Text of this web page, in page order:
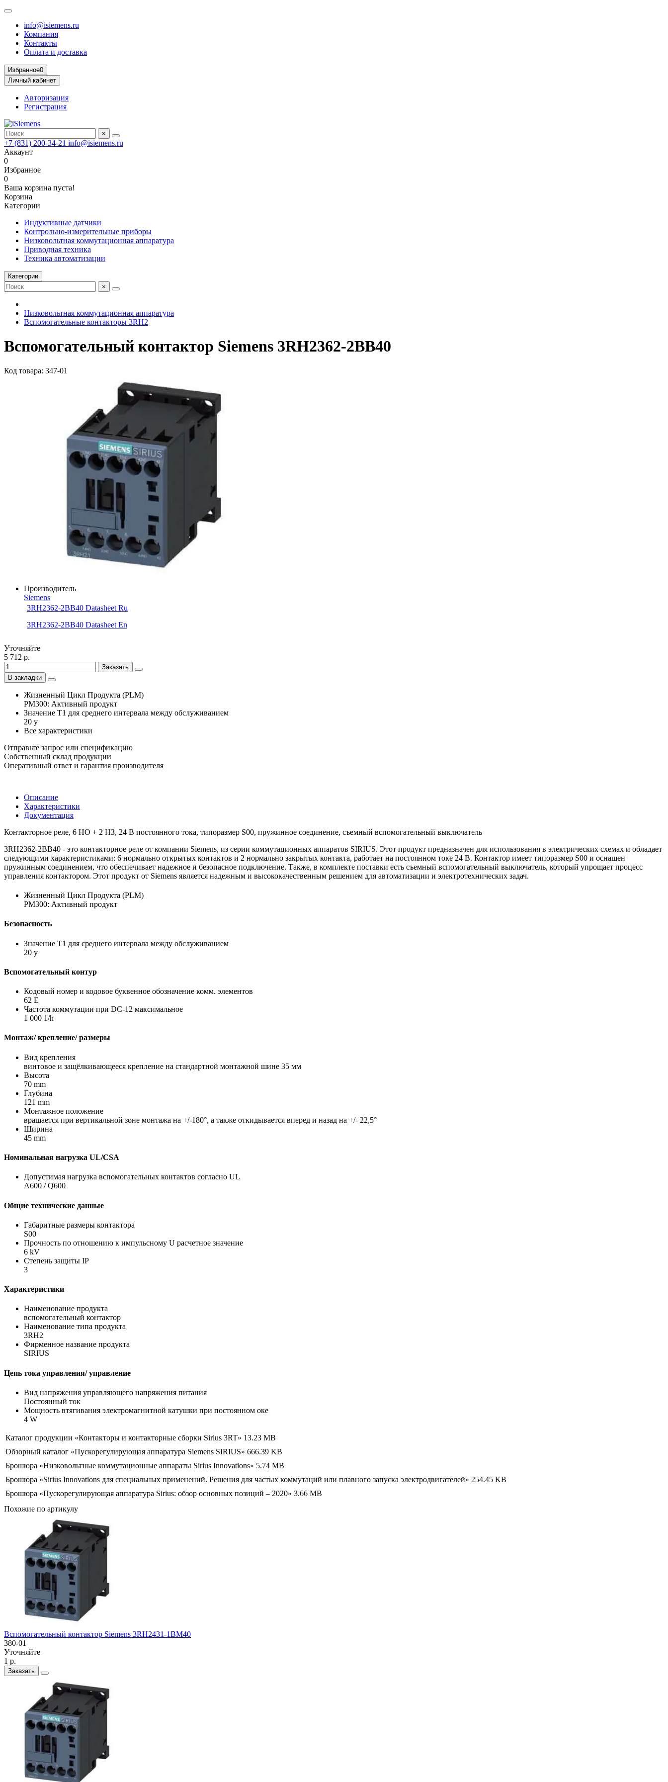
info@isiemens.ru
Компания
Контакты
Оплата и доставка
Избранное0
Личный кабинет
Авторизация
Регистрация
×
+7 (831) 200-34-21 info@isiemens.ru
Аккаунт
0
Избранное
0
Ваша корзина пуста!
Корзина
Категории
Индуктивные датчики
Контрольно-измерительные приборы
Низковольтная коммутационная аппаратура
Приводная техника
Техника автоматизации
Категории
×
Низковольтная коммутационная аппаратура
Вспомогательные контакторы 3RH2
Вспомогательный контактор Siemens 3RH2362-2BB40
Код товара: 347-01
Производитель
Siemens
3RH2362-2BB40 Datasheet Ru
3RH2362-2BB40 Datasheet En
Уточняйте
5 712 р.
Заказать
В закладки
Жизненный Цикл Продукта (PLM)
PM300: Активный продукт
Значение Т1 для среднего интервала между обслуживанием
20 y
Все характеристики
Отправьте запрос или спецификацию
Собственный склад продукции
Оперативный ответ и гарантия производителя
Описание
Характеристики
Документация
Контакторное реле, 6 НО + 2 НЗ, 24 В постоянного тока, типоразмер S00, пружинное соединение, съемный вспомогательный выключатель
3RH2362-2BB40 - это контакторное реле от компании Siemens, из серии коммутационных аппаратов SIRIUS. Этот продукт предназначен для использования в электрических схемах и обладает
следующими характеристиками: 6 нормально открытых контактов и 2 нормально закрытых контакта, работает на постоянном токе 24 В. Контактор имеет типоразмер S00 и оснащен
пружинным соединением, что обеспечивает надежное и безопасное подключение. Также, в комплекте поставки есть съемный вспомогательный выключатель, который упрощает процесс
управления контактором. Этот продукт от Siemens является надежным и высококачественным решением для автоматизации и электротехнических задач.
Жизненный Цикл Продукта (PLM)
PM300: Активный продукт
Безопасность
Значение Т1 для среднего интервала между обслуживанием
20 y
Вспомогательный контур
Кодовый номер и кодовое буквенное обозначение комм. элементов
62 E
Частота коммутации при DC-12 максимальное
1 000 1/h
Монтаж/ крепление/ размеры
Вид крепления
винтовое и защёлкивающееся крепление на стандартной монтажной шине 35 мм
Высота
70 mm
Глубина
121 mm
Монтажное положение
вращается при вертикальной зоне монтажа на +/-180°, а также откидывается вперед и назад на +/- 22,5°
Ширина
45 mm
Номинальная нагрузка UL/CSA
Допустимая нагрузка вспомогательных контактов согласно UL
A600 / Q600
Общие технические данные
Габаритные размеры контактора
S00
Прочность по отношению к импульсному U расчетное значение
6 kV
Степень защиты IP
3
Характеристики
Наименование продукта
вспомогательный контактор
Наименование типа продукта
3RH2
Фирменное название продукта
SIRIUS
Цепь тока управления/ управление
Вид напряжения управляющего напряжения питания
Постоянный ток
Мощность втягивания электромагнитной катушки при постоянном оке
4 W
Каталог продукции «Контакторы и контакторные сборки Sirius 3RT» 13.23 MB
Обзорный каталог «Пускорегулирующая аппаратура Siemens SIRIUS» 666.39 KB
Брошюра «Низковольтные коммутационные аппараты Sirius Innovations» 5.74 MB
Брошюра «Sirius Innovations для специальных применений. Решения для частых коммутаций или плавного запуска электродвигателей» 254.45 KB
Брошюра «Пускорегулирующая аппаратура Sirius: обзор основных позиций – 2020» 3.66 MB
Похожие по артикулу
Вспомогательный контактор Siemens 3RH2431-1BM40
380-01
Уточняйте
1 р.
Заказать